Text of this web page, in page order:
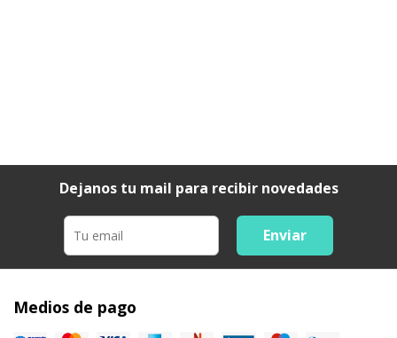
Dejanos tu mail para recibir novedades
Enviar
Medios de pago